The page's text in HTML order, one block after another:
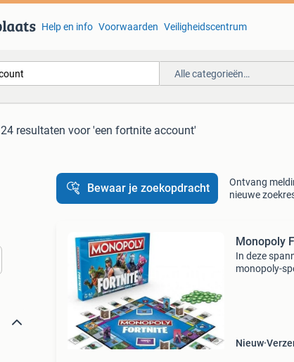
Help en info Voorwaarden Veiligheidscentrum
Alle categorieën…
24 resultaten voor 'een fortnite account'
Bewaar je zoekopdracht
Ontvang
nieuwe
Monopoly
In deze
monopoly-
Nieuw